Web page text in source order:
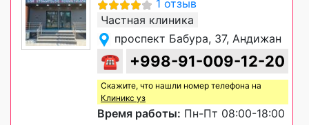
1 отзыв
Частная клиника
проспект Бабура, 37, Андижан
☎ +998-91-009-12-20
Скажите, что нашли номер телефона на
Клиникс уз
Время работы: Пн-Пт 08:00-18:00